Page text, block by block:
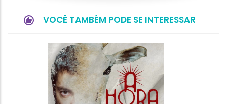
VOCÊ TAMBÉM PODE SE INTERESSAR